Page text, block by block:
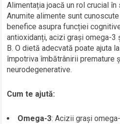
Alimentația joacă un rol crucial în
Anumite alimente sunt
benefice asupra funcției
antioxidanți, acizi grași omega-3
B. O dietă adecvată poate ajuta
împotriva îmbătrânirii premature
neurodegenerative.
Cum te ajută:
Omega-3: Acizii grași